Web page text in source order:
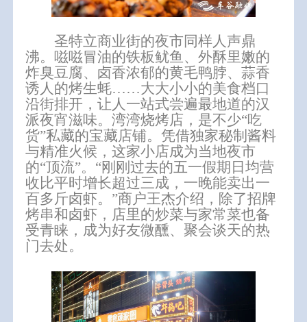
圣特立商业街的夜市同样人声鼎
沸。嗞嗞冒油的铁板鱿鱼、外酥里嫩的
炸臭豆腐、卤香浓郁的黄毛鸭脖、蒜香
诱人的烤生蚝……大大小小的美食档口
沿街排开，让人一站式尝遍最地道的汉
派夜宵滋味。湾湾烧烤店，是不少“吃
货”私藏的宝藏店铺。凭借独家秘制酱料
与精准火候，这家小店成为当地夜市
的“顶流”。“刚刚过去的五一假期日均营
收比平时增长超过三成， 一晚能卖出一
百多斤卤虾。”商户王杰介绍，除了招牌
烤串和卤虾，店里的炒菜与家常菜也备
受青睐，成为好友微醺、聚会谈天的热
门去处。